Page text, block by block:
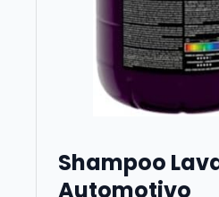
Shampoo
Automotivo